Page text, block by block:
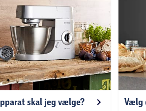
skal jeg vælge? Vælg